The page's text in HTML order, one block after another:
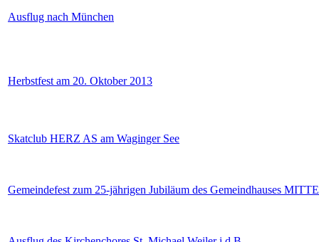
Ausflug nach München
Herbstfest am 20. Oktober 2013
Skatclub HERZ AS am Waginger See
Gemeindefest zum 25-jährigen Jubiläum des Gemeindhauses